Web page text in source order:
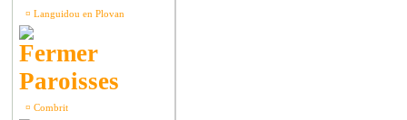
¤ Languidou en Plovan
Paroisses
¤ Combrit